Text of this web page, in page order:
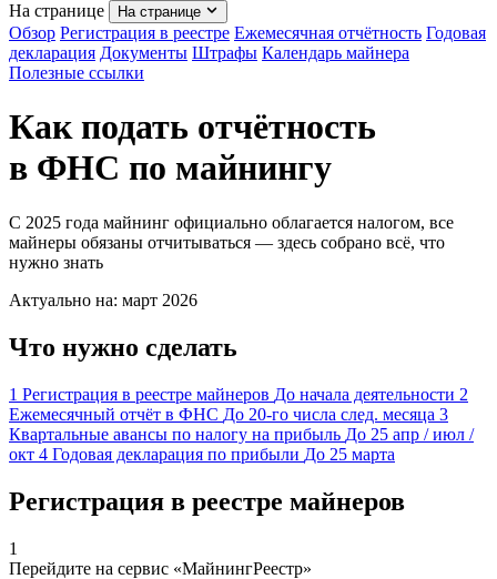
На странице
На странице
Обзор Регистрация в реестре Ежемесячная отчётность Годовая
декларация Документы Штрафы Календарь майнера
Полезные ссылки
Как подать отчётность
в ФНС по майнингу
C 2025 года майнинг официально облагается налогом, все
майнеры обязаны отчитываться — здесь собрано всё, что
нужно знать
Актуально на: март 2026
Что нужно сделать
1 Регистрация в реестре майнеров До начала деятельности 2
Ежемесячный отчёт в ФНС До 20-го числа след. месяца 3
Квартальные авансы по налогу на прибыль До 25 апр / июл /
окт 4 Годовая декларация по прибыли До 25 марта
Регистрация в реестре майнеров
1
Перейдите на сервис «МайнингРеестр»